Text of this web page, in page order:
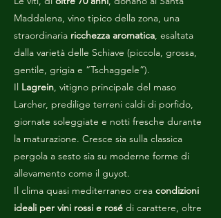
Maddalena, vino tipico della zona, una
straordinaria ricchezza aromatica, esaltata
dalla varietà delle Schiave (piccola, grossa,
gentile, grigia e “Tschaggele”).
Il Lagrein, vitigno principale del maso
Larcher, predilige terreni caldi di porfido,
giornate soleggiate e notti fresche durante
la maturazione. Cresce sia sulla classica
pergola a sesto sia su moderne forme di
allevamento come il guyot.
Il clima quasi mediterraneo crea condizioni
ideali per vini rossi e rosé di carattere, oltre